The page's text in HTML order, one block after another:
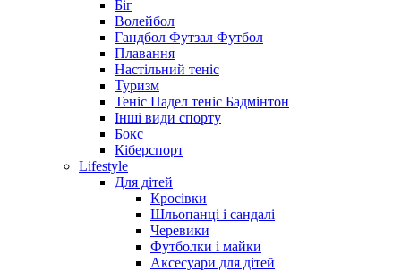
Біг
Волейбол
Гандбол Футзал Футбол
Плавання
Настільний теніс
Туризм
Теніс Падел теніс Бадмінтон
Інші види спорту
Бокс
Кіберспорт
Lifestyle
Для дітей
Кросівки
Шльопанці і сандалі
Черевики
Футболки і майки
Аксесуари для дітей